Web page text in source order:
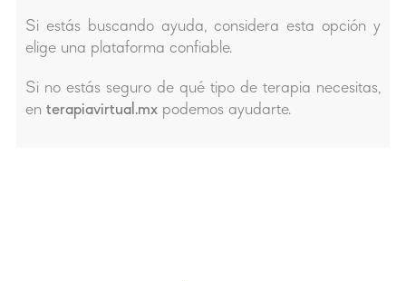
Si estás buscando ayuda, considera esta opción y
elige una plataforma confiable.
Si no estás seguro de qué tipo de terapia necesitas,
en terapiavirtual.mx podemos ayudarte.